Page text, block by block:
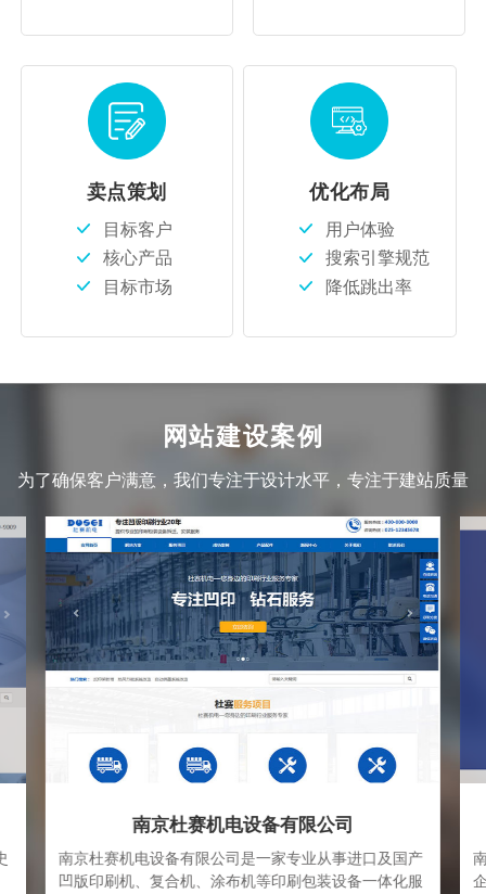
卖点策划
目标客户
核心产品
目标市场
优化布局
用户体验
搜索引擎规范
降低跳出率
网站建设案例
为了确保客户满意，我们专注于设计水平，专注于建站质量
南京杜赛机电设备有限公司
南京杜赛机电设备有限公司是一家专业从事进口及国产
凹版印刷机、复合机、涂布机等印刷包装设备一体化服